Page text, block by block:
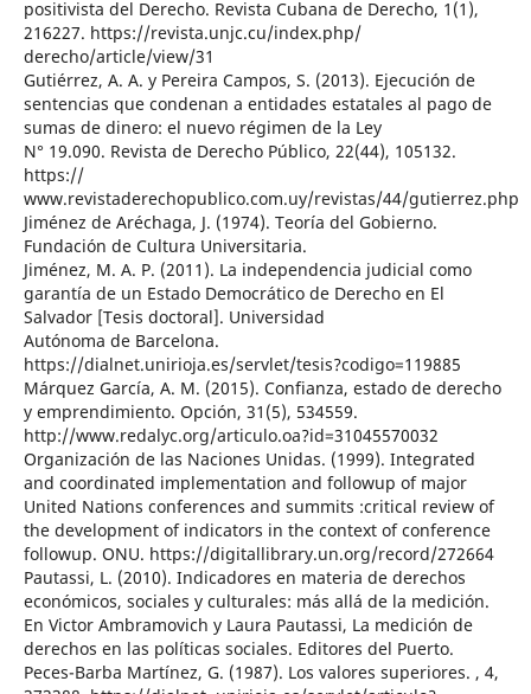
positivista del Derecho. Revista Cubana de Derecho, 1(1),
216227. https://revista.unjc.cu/index.php/
derecho/article/view/31
Gutiérrez, A. A. y Pereira Campos, S. (2013). Ejecución de
sentencias que condenan a entidades estatales al pago de
sumas de dinero: el nuevo régimen de la Ley
N° 19.090. Revista de Derecho Público, 22(44), 105132.
https://
www.revistaderechopublico.com.uy/revistas/44/gutierrez.php
Jiménez de Aréchaga, J. (1974). Teoría del Gobierno.
Fundación de Cultura Universitaria.
Jiménez, M. A. P. (2011). La independencia judicial como
garantía de un Estado Democrático de Derecho en El
Salvador [Tesis doctoral]. Universidad
Autónoma de Barcelona.
https://dialnet.unirioja.es/servlet/tesis?codigo=119885
Márquez García, A. M. (2015). Confianza, estado de derecho
y emprendimiento. Opción, 31(5), 534559.
http://www.redalyc.org/articulo.oa?id=31045570032
Organización de las Naciones Unidas. (1999). Integrated
and coordinated implementation and followup of major
United Nations conferences and summits :critical review of
the development of indicators in the context of conference
followup. ONU. https://digitallibrary.un.org/record/272664
Pautassi, L. (2010). Indicadores en materia de derechos
económicos, sociales y culturales: más allá de la medición.
En Victor Ambramovich y Laura Pautassi, La medición de
derechos en las políticas sociales. Editores del Puerto.
Peces-Barba Martínez, G. (1987). Los valores superiores. , 4,